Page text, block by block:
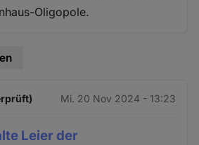
Oligopole.
Mi. 20 Nov 2024 - 13:23
Leier der